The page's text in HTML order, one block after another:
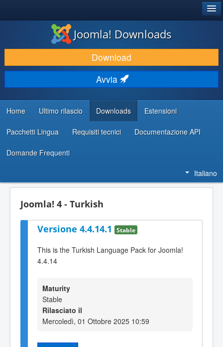
SCARICA & ESTENDI
SCOPRI & IMPARA
COMUNITÀ & SUPPORTO
RISORSE PER SVILUPPATORI
Joomla! Downloads
Download
Avvia
Home Ultimo rilascio Downloads Estensioni
Pacchetti Lingua Requisiti tecnici Documentazione API
Domande Frequenti
Italiano
Joomla! 4 - Turkish
Versione 4.4.14.1 Stable
This is the Turkish Language Pack for Joomla!
4.4.14
Maturity
Stable
Rilasciato il
Mercoledì, 01 Ottobre 2025 10:59